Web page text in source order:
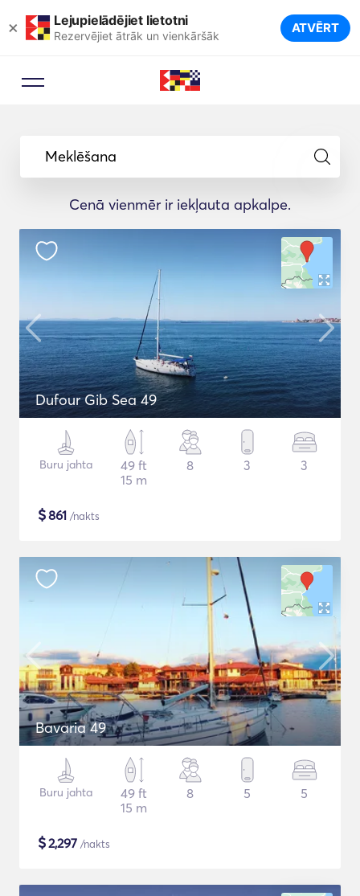
× Lejupielādējiet lietotni
Rezervējiet ātrāk un vienkāršāk ATVĒRT
Meklēšana
Cenā vienmēr ir iekļauta apkalpe.
Dufour Gib Sea 49
Buru jahta
49 ft
15 m
8 3 3
$861 /nakts
Bavaria 49
Buru jahta
49 ft
15 m
8 5 5
$2,297 /nakts